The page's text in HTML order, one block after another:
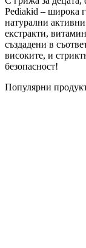
Pediakid – широка
натурални
екстракти,
създадени в
високите, и
безопасност!
Популярни